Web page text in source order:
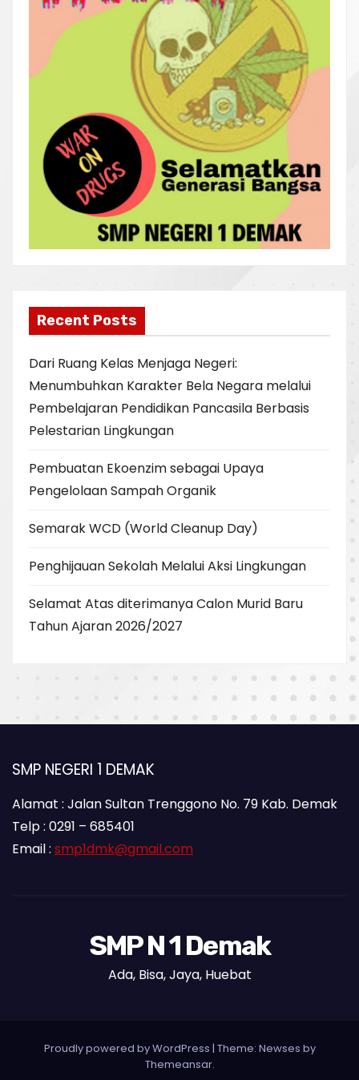
Recent Posts
Dari Ruang Kelas Menjaga Negeri:
Menumbuhkan Karakter Bela Negara melalui
Pembelajaran Pendidikan Pancasila Berbasis
Pelestarian Lingkungan
Pembuatan Ekoenzim sebagai Upaya
Pengelolaan Sampah Organik
Semarak WCD (World Cleanup Day)
Penghijauan Sekolah Melalui Aksi Lingkungan
Selamat Atas diterimanya Calon Murid Baru
Tahun Ajaran 2026/2027
SMP NEGERI 1 DEMAK
Alamat : Jalan Sultan Trenggono No. 79 Kab. Demak
Telp : 0291 – 685401
Email : smp1dmk@gmail.com
SMP N 1 Demak
Ada, Bisa, Jaya, Huebat
Proudly powered by WordPress | Theme: Newses by
Themeansar.